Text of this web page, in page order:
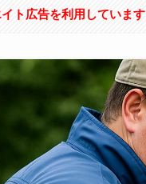
ト広告を利用しています